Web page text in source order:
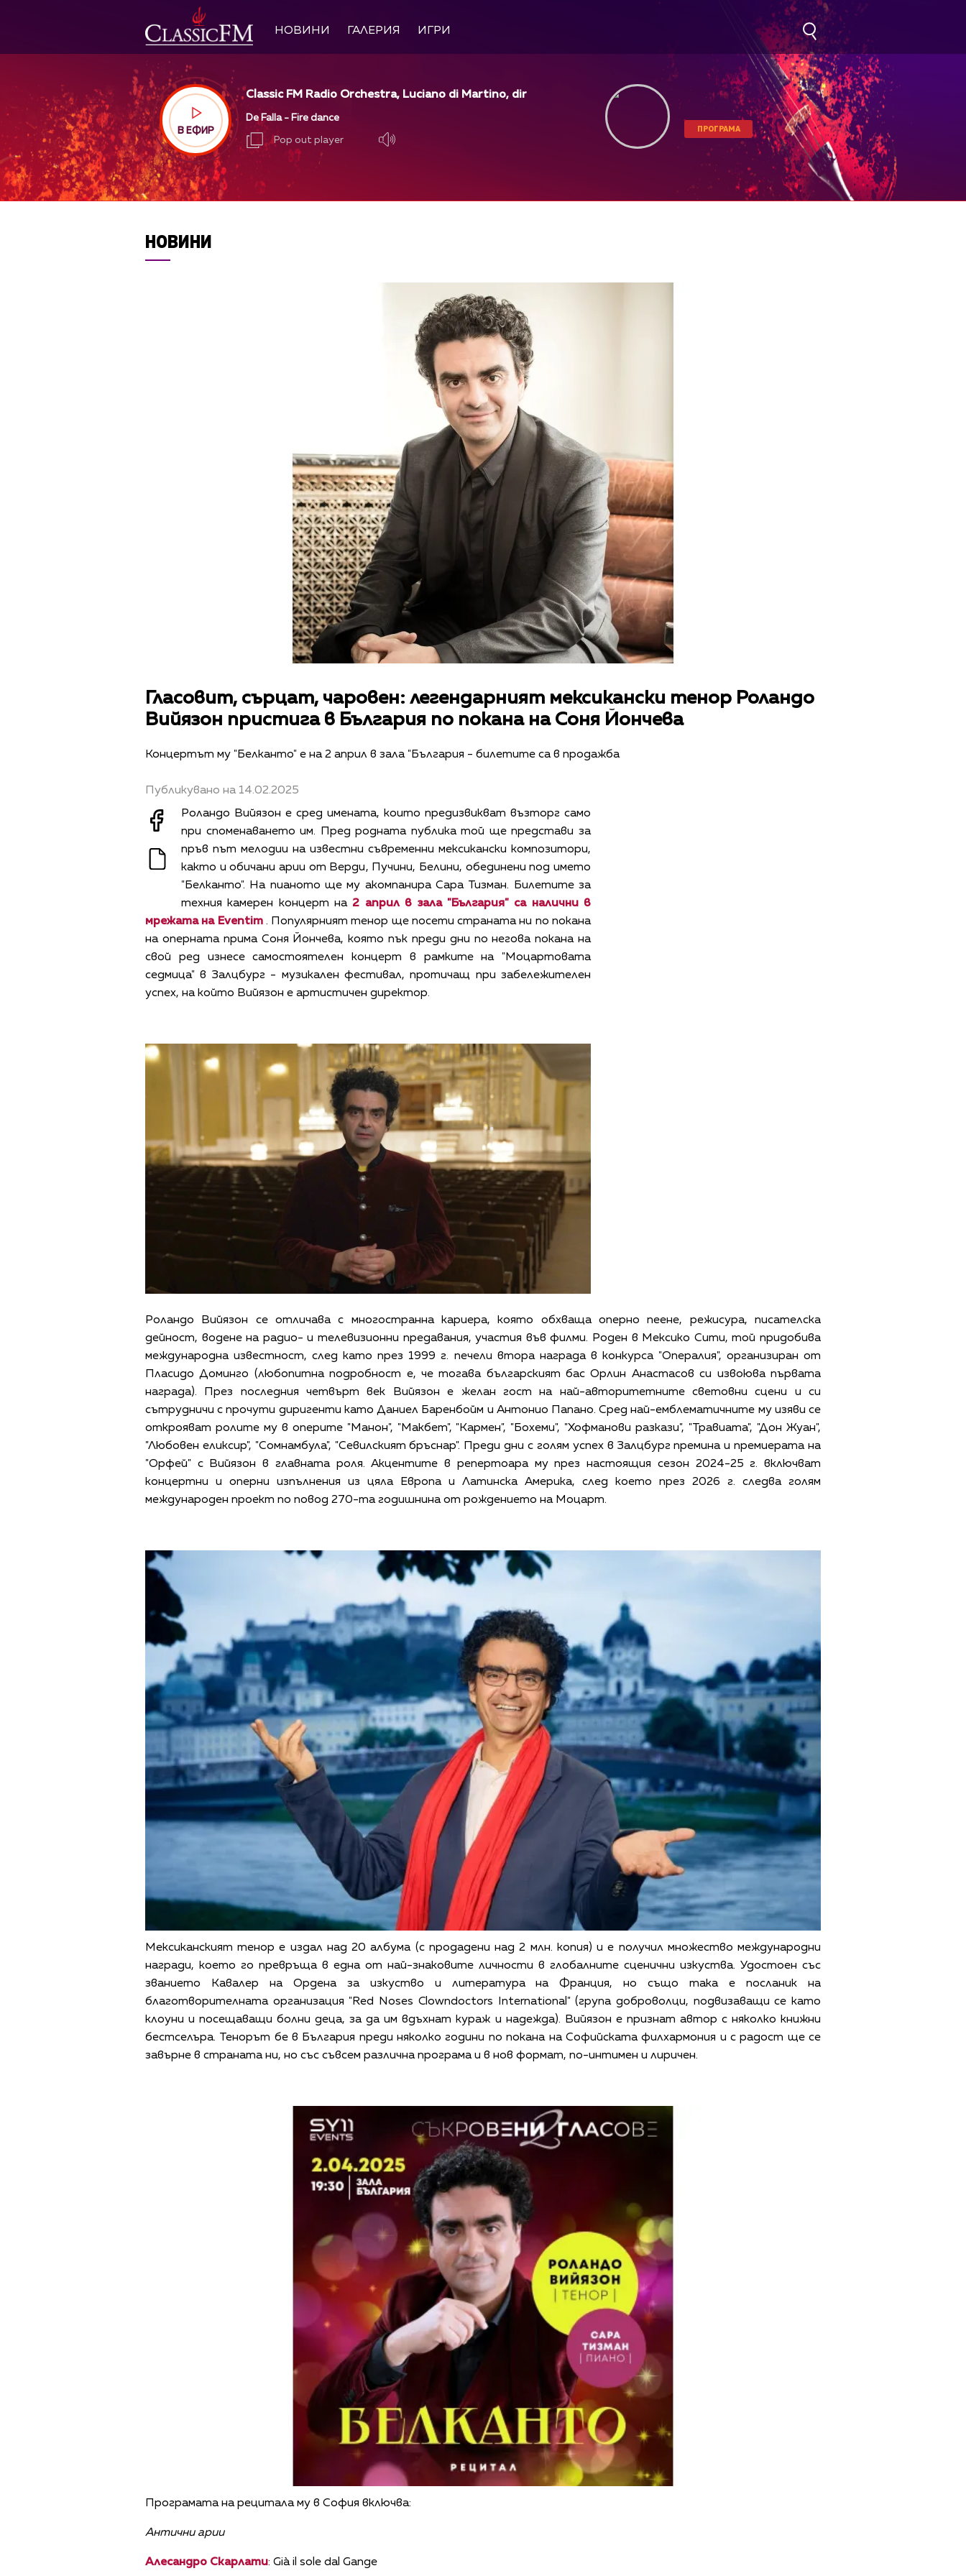
НОВИНИ ГАЛЕРИЯ ИГРИ
В ЕФИР
Classic FM Radio Orchestra, Luciano di Martino, dir
De Falla - Fire dance
Pop out player
ПРОГРАМА
НОВИНИ
Гласовит, сърцат, чаровен: легендарният мексикански тенор Роландо
Вийязон пристига в България по покана на Соня Йончева
Концертът му "Белканто" е на 2 април в зала "България - билетите са в продажба
Публикувано на 14.02.2025
Роландо Вийязон е сред имената, които предизвикват възторг само
при споменаването им. Пред родната публика той ще представи за
пръв път мелодии на известни съвременни мексикански композитори,
както и обичани арии от Верди, Пучини, Белини, обединени под името
"Белканто". На пианото ще му акомпанира Сара Тизман. Билетите за
техния камерен концерт на 2 април в зала "България" са налични в
мрежата на Eventim . Популярният тенор ще посети страната ни по покана
на оперната прима Соня Йончева, която пък преди дни по негова покана на
свой ред изнесе самостоятелен концерт в рамките на "Моцартовата
седмица" в Залцбург - музикален фестивал, протичащ при забележителен
успех, на който Вийязон е артистичен директор.
Роландо Вийязон се отличава с многостранна кариера, която обхваща оперно пеене, режисура, писателска
дейност, водене на радио- и телевизионни предавания, участия във филми. Роден в Мексико Сити, той придобива
международна известност, след като през 1999 г. печели втора награда в конкурса "Опералия", организиран от
Пласидо Доминго (любопитна подробност е, че тогава българският бас Орлин Анастасов си извоюва първата
награда). През последния четвърт век Вийязон е желан гост на най-авторитетните световни сцени и си
сътрудничи с прочути диригенти като Даниел Баренбойм и Антонио Папано. Сред най-емблематичните му изяви се
открояват ролите му в оперите "Манон", "Макбет", "Кармен", "Бохеми", "Хофманови разкази", "Травиата", "Дон Жуан",
"Любовен еликсир", "Сомнамбула", "Севилският бръснар". Преди дни с голям успех в Залцбург премина и премиерата на
"Орфей" с Вийязон в главната роля. Акцентите в репертоара му през настоящия сезон 2024-25 г. включват
концертни и оперни изпълнения из цяла Европа и Латинска Америка, след което през 2026 г. следва голям
международен проект по повод 270-та годишнина от рождението на Моцарт.
Мексиканският тенор е издал над 20 албума (с продадени над 2 млн. копия) и е получил множество международни
награди, което го превръща в една от най-знаковите личности в глобалните сценични изкуства. Удостоен със
званието Кавалер на Ордена за изкуство и литература на Франция, но също така е посланик на
благотворителната организация "Red Noses Clowndoctors International" (група доброволци, подвизаващи се като
клоуни и посещаващи болни деца, за да им вдъхнат кураж и надежда). Вийязон е признат автор с няколко книжни
бестселъра. Тенорът бе в България преди няколко години по покана на Софийската филхармония и с радост ще се
завърне в страната ни, но със съвсем различна програма и в нов формат, по-интимен и лиричен.
Програмата на рецитала му в София включва:
Антични арии
Алесандро Скарлати: Già il sole dal Gange